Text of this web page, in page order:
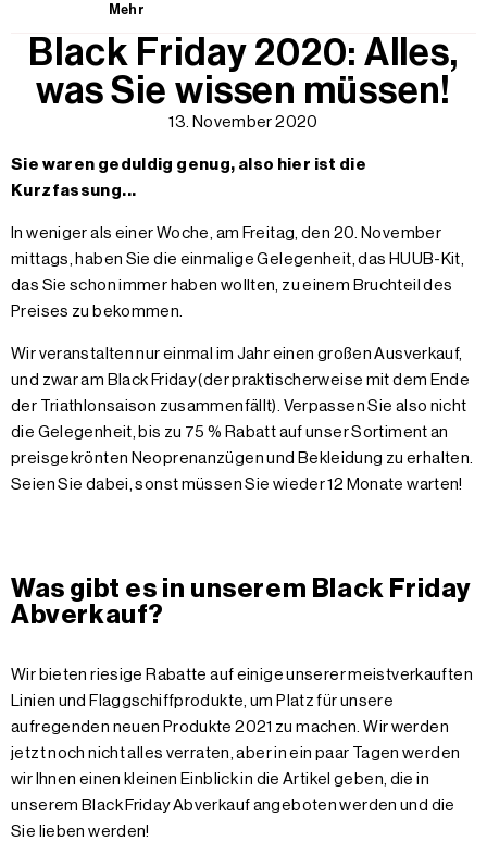
Mehr
Black Friday 2020: Alles,
was Sie wissen müssen!
13. November 2020
Sie waren geduldig genug, also hier ist die
Kurzfassung...
In weniger als einer Woche, am Freitag, den 20. November
mittags, haben Sie die einmalige Gelegenheit, das HUUB-Kit,
das Sie schon immer haben wollten, zu einem Bruchteil des
Preises zu bekommen.
Wir veranstalten nur einmal im Jahr einen großen Ausverkauf,
und zwar am Black Friday (der praktischerweise mit dem Ende
der Triathlonsaison zusammenfällt). Verpassen Sie also nicht
die Gelegenheit, bis zu 75 % Rabatt auf unser Sortiment an
preisgekrönten Neoprenanzügen und Bekleidung zu erhalten.
Seien Sie dabei, sonst müssen Sie wieder 12 Monate warten!
Was gibt es in unserem Black Friday
Abverkauf?
Wir bieten riesige Rabatte auf einige unserer meistverkauften
Linien und Flaggschiffprodukte, um Platz für unsere
aufregenden neuen Produkte 2021 zu machen. Wir werden
jetzt noch nicht alles verraten, aber in ein paar Tagen werden
wir Ihnen einen kleinen Einblick in die Artikel geben, die in
unserem Black Friday Abverkauf angeboten werden und die
Sie lieben werden!